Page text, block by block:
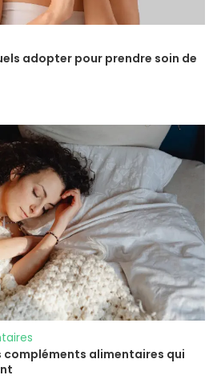
adopter pour prendre soin de
compléments alimentaires qui